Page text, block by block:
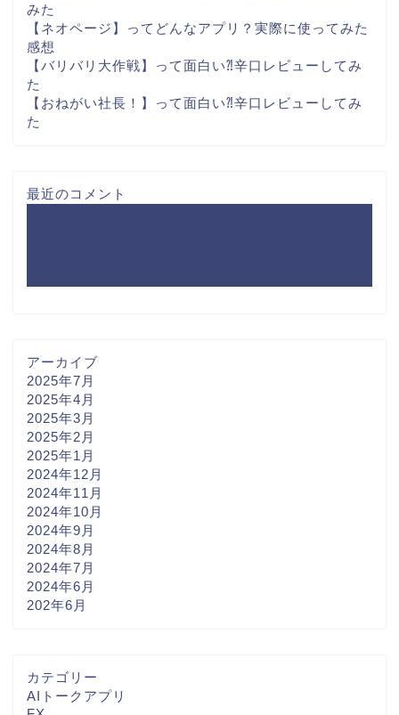
みた
【ネオページ】ってどんなアプリ？実際に使ってみた
感想
【バリバリ大作戦】って面白い⁈辛口レビューしてみ
た
【おねがい社長！】って面白い⁈辛口レビューしてみ
た
最近のコメント
アーカイブ
2025年7月
2025年4月
2025年3月
2025年2月
2025年1月
2024年12月
2024年11月
2024年10月
2024年9月
2024年8月
2024年7月
2024年6月
202年6月
カテゴリー
AIトークアプリ